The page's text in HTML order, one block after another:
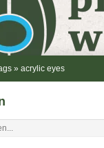
» acrylic eyes